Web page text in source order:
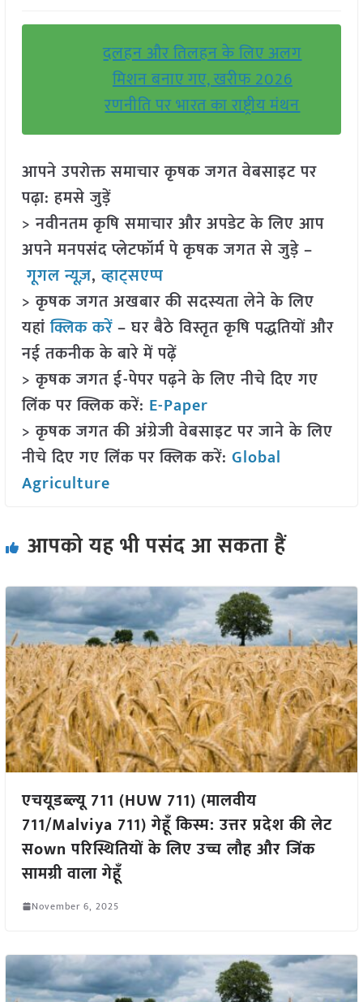
दलहन और तिलहन के लिए अलग
मिशन बनाए गए, खरीफ 2026
रणनीति पर भारत का राष्ट्रीय मंथन
आपने उपरोक्त समाचार कृषक जगत वेबसाइट पर
पढ़ा: हमसे जुड़ें
> नवीनतम कृषि समाचार और अपडेट के लिए आप
अपने मनपसंद प्लेटफॉर्म पे कृषक जगत से जुड़े –
गूगल न्यूज़,व्हाट्सएप्प
> कृषक जगत अखबार की सदस्यता लेने के लिए
यहांक्लिक करें– घर बैठे विस्तृत कृषि पद्धतियों और
नई तकनीक के बारे में पढ़ें
> कृषक जगत ई-पेपर पढ़ने के लिए नीचे दिए गए
लिंक पर क्लिक करें: E-Paper
> कृषक जगत की अंग्रेजी वेबसाइट पर जाने के लिए
नीचे दिए गए लिंक पर क्लिक करें: Global
Agriculture
आपको यह भी पसंद आ सकता हैं
एचयूडब्ल्यू 711 (HUW 711) (मालवीय
711/Malviya 711) गेहूँ किस्म: उत्तर प्रदेश की लेट
सown परिस्थितियों के लिए उच्च लौह और जिंक
सामग्री वाला गेहूँ
November 6, 2025